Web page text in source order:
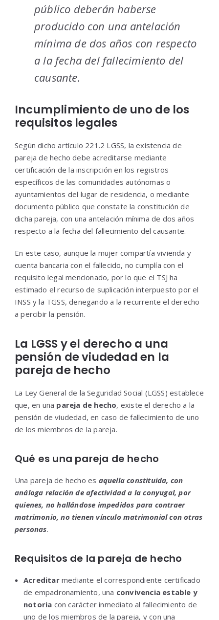
público deberán haberse
producido con una antelación
mínima de dos años con respecto
a la fecha del fallecimiento del
causante.
Incumplimiento de uno de los
requisitos legales
Según dicho artículo 221.2 LGSS, la existencia de
pareja de hecho debe acreditarse mediante
certificación de la inscripción en los registros
específicos de las comunidades autónomas o
ayuntamientos del lugar de residencia, o mediante
documento público que constate la constitución de
dicha pareja, con una antelación mínima de dos años
respecto a la fecha del fallecimiento del causante.
En este caso, aunque la mujer compartía vivienda y
cuenta bancaria con el fallecido, no cumplía con el
requisito legal mencionado, por lo que el TSJ ha
estimado el recurso de suplicación interpuesto por el
INSS y la TGSS, denegando a la recurrente el derecho
a percibir la pensión.
La LGSS y el derecho a una
pensión de viudedad en la
pareja de hecho
La Ley General de la Seguridad Social (LGSS) establece
que, en una pareja de hecho, existe el derecho a la
pensión de viudedad, en caso de fallecimiento de uno
de los miembros de la pareja.
Qué es una pareja de hecho
Una pareja de hecho es aquella constituida, con
análoga relación de afectividad a la conyugal, por
quienes, no hallándose impedidos para contraer
matrimonio, no tienen vínculo matrimonial con otras
personas.
Requisitos de la pareja de hecho
Acreditarmediante el correspondiente certificado
de empadronamiento, una convivencia estable y
notoria con carácter inmediato al fallecimiento de
uno de los miembros de la pareja, y con una